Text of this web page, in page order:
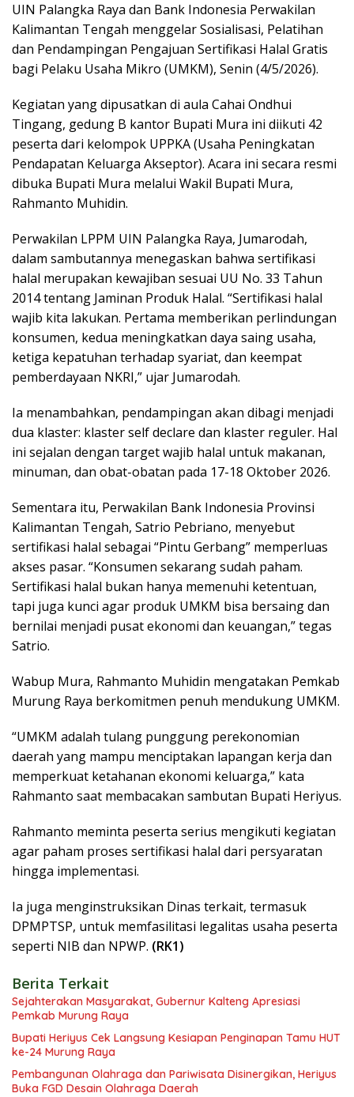
UIN Palangka Raya dan Bank Indonesia Perwakilan
Kalimantan Tengah menggelar Sosialisasi, Pelatihan
dan Pendampingan Pengajuan Sertifikasi Halal Gratis
bagi Pelaku Usaha Mikro (UMKM), Senin (4/5/2026).
Kegiatan yang dipusatkan di aula Cahai Ondhui
Tingang, gedung B kantor Bupati Mura ini diikuti 42
peserta dari kelompok UPPKA (Usaha Peningkatan
Pendapatan Keluarga Akseptor). Acara ini secara resmi
dibuka Bupati Mura melalui Wakil Bupati Mura,
Rahmanto Muhidin.
Perwakilan LPPM UIN Palangka Raya, Jumarodah,
dalam sambutannya menegaskan bahwa sertifikasi
halal merupakan kewajiban sesuai UU No. 33 Tahun
2014 tentang Jaminan Produk Halal. “Sertifikasi halal
wajib kita lakukan. Pertama memberikan perlindungan
konsumen, kedua meningkatkan daya saing usaha,
ketiga kepatuhan terhadap syariat, dan keempat
pemberdayaan NKRI,” ujar Jumarodah.
Ia menambahkan, pendampingan akan dibagi menjadi
dua klaster: klaster self declare dan klaster reguler. Hal
ini sejalan dengan target wajib halal untuk makanan,
minuman, dan obat-obatan pada 17-18 Oktober 2026.
Sementara itu, Perwakilan Bank Indonesia Provinsi
Kalimantan Tengah, Satrio Pebriano, menyebut
sertifikasi halal sebagai “Pintu Gerbang” memperluas
akses pasar. “Konsumen sekarang sudah paham.
Sertifikasi halal bukan hanya memenuhi ketentuan,
tapi juga kunci agar produk UMKM bisa bersaing dan
bernilai menjadi pusat ekonomi dan keuangan,” tegas
Satrio.
Wabup Mura, Rahmanto Muhidin mengatakan Pemkab
Murung Raya berkomitmen penuh mendukung UMKM.
“UMKM adalah tulang punggung perekonomian
daerah yang mampu menciptakan lapangan kerja dan
memperkuat ketahanan ekonomi keluarga,” kata
Rahmanto saat membacakan sambutan Bupati Heriyus.
Rahmanto meminta peserta serius mengikuti kegiatan
agar paham proses sertifikasi halal dari persyaratan
hingga implementasi.
Ia juga menginstruksikan Dinas terkait, termasuk
DPMPTSP, untuk memfasilitasi legalitas usaha peserta
seperti NIB dan NPWP. (RK1)
Berita Terkait
Sejahterakan Masyarakat, Gubernur Kalteng Apresiasi
Pemkab Murung Raya
Bupati Heriyus Cek Langsung Kesiapan Penginapan Tamu HUT
ke-24 Murung Raya
Pembangunan Olahraga dan Pariwisata Disinergikan, Heriyus
Buka FGD Desain Olahraga Daerah